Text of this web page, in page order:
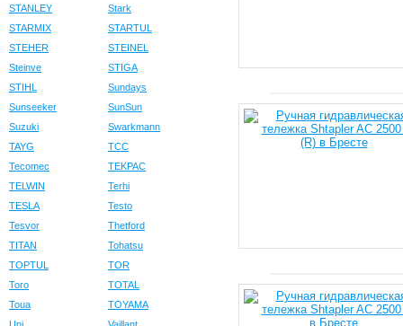
STANLEY
Stark
STARMIX
STARTUL
STEHER
STEINEL
Steinve
STIGA
STIHL
Sundays
Sunseeker
SunSun
Suzuki
Swarkmann
TAYG
TCC
Tecomec
TEKPAC
TELWIN
Terhi
TESLA
Testo
Tesvor
Thetford
TITAN
Tohatsu
TOPTUL
TOR
Toro
TOTAL
Toua
TOYAMA